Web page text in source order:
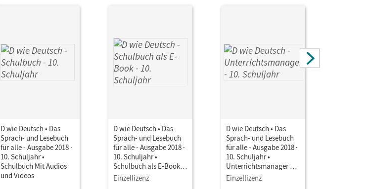
D wie Deutsch • Das
Sprach- und Lesebuch
für alle - Ausgabe 2018 ·
10. Schuljahr •
Schulbuch Mit Audios
und Videos
D wie Deutsch • Das
Sprach- und Lesebuch
für alle - Ausgabe 2018 ·
10. Schuljahr •
Schulbuch als E-Book
Mit Medien
Einzellizenz
D wie Deutsch • Das
Sprach- und Lesebuch
für alle - Ausgabe 2018 ·
10. Schuljahr •
Unterrichtsmanager E-
Book mit
Einzellizenz